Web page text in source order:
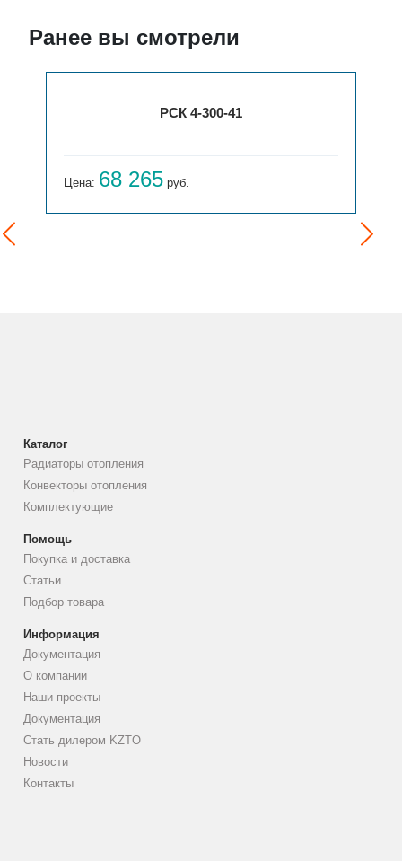
Ранее вы смотрели
РСК 4-300-41
Цена: 68 265 руб.
Каталог
Радиаторы отопления
Конвекторы отопления
Комплектующие
Помощь
Покупка и доставка
Статьи
Подбор товара
Информация
Документация
О компании
Наши проекты
Документация
Стать дилером KZTO
Новости
Контакты